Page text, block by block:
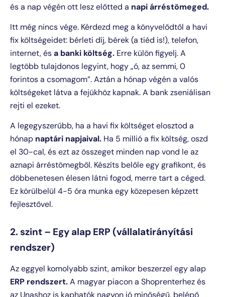
és a nap végén ott lesz előtted a napi árréstömeged.
Itt még nincs vége. Kérdezd meg a könyvelődtől a havi
fix költségeidet: bérleti díj, bérek (a tiéd is!), telefon,
internet, ésa banki költség. Erre külön figyelj. A
legtöbb tulajdonos legyint, hogy „ó, az semmi, 0
forintos a csomagom”. Aztán a hónap végén a valós
költségeket látva a fejükhöz kapnak. A bank zseniálisan
rejti el ezeket.
A legegyszerűbb, ha a havi fix költséget elosztod a
hónap naptári napjaival. Ha 5 millió a fix költség, oszd
el 30-cal, és ezt az összeget minden nap vond le az
aznapi árréstömegből. Készíts belőle egy grafikont, és
döbbenetesen élesen látni fogod, merre tart a céged.
Ez körülbelül 4-5 óra munka egy közepesen képzett
fejlesztővel.
2. szint – Egy alap ERP (vállalatirányítási
rendszer)
Az eggyel komolyabb szint, amikor beszerzel egy alap
ERP rendszert.A magyar piacon a Shoprenterhez és
az Unashoz is kaphatók nagyon jó minőségű, belépő